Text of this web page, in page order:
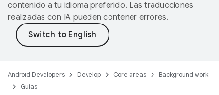
contenido a tu idioma preferido. Las traducciones
realizadas con IA pueden contener errores.
Android Developers Develop Core areas
Background work
Guías